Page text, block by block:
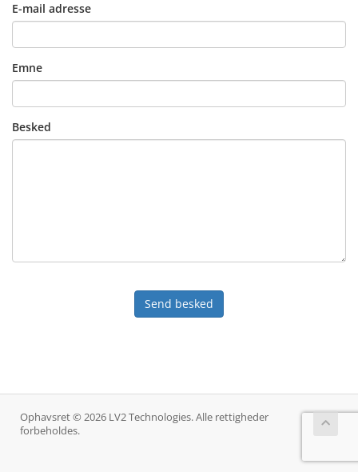
E-mail adresse
Emne
Besked
Send besked
Ophavsret © 2026 LV2 Technologies. Alle rettigheder
forbeholdes.